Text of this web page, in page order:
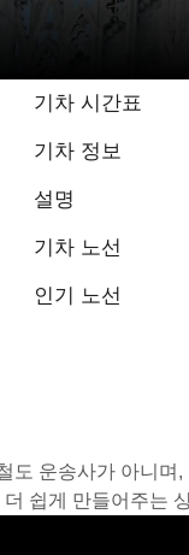
기차 시간표
기차 정보
설명
기차 노선
인기 노선
운송사가 아니
쉽게 만들어주는
9.3 / 10